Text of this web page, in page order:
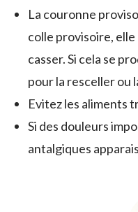
La couronne
colle provisoire,
casser. Si cela se
pour la resceller ou
Evitez les aliments
Si des douleurs
antalgiques